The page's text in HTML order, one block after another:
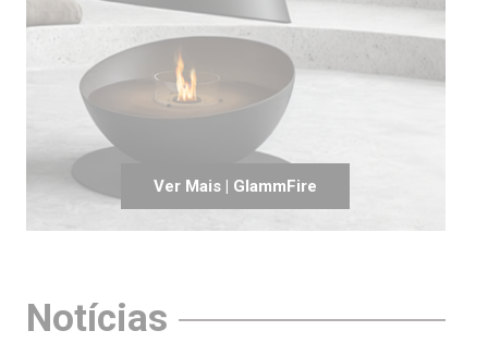
Ver Mais | GlammFire
Notícias